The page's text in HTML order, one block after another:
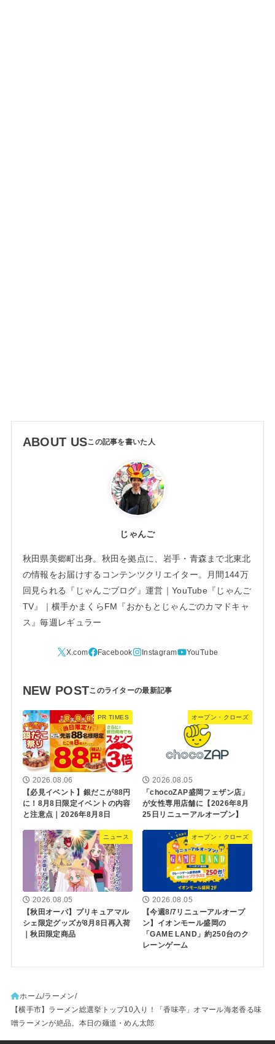
ABOUT US
じゃんご
秋田県美郷町出身。秋田を拠点に、岩手・青森まで北東北
の情報をお届けするコンテンツクリエイター。月間144万
回見られる『じゃんごブログ』運営｜YouTube『じゃんご
TV』｜横手かまくらFM『おかもとじゃんごのカマドキャ
ス』毎週レギュラー
NEW POST
PR TIMES
2026.08.06
【必見イベント】銀だこが88円
に！8月8日限定イベントの内容
と注意点｜2026年8月8日
オープン・クローズ
2026.08.05
「chocoZAP盛岡フェザン店」
が女性専用店舗に【2026年8月
25日リニューアルオープン】
ニュース
2026.08.05
【秋田オーパ】プリキュアマル
シェ限定グッズが8月8日再入荷
｜秋田限定商品
オープン・クローズ
2026.08.05
【今週8/7リニューアルオープ
ン】イオンモール盛岡の
「GAME LAND」約250台のク
レーンゲーム
ホーム ラーメン
【横手市】ラーメン総選挙トップ10入り！「香味亭」オマール海老香る味
噌ラーメンが絶品。本日の麺道・めん太郎